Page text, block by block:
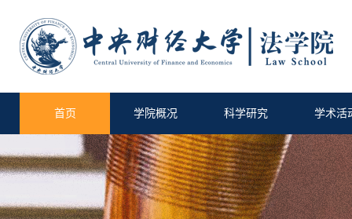
首页 学院概况 科学研究 学术活